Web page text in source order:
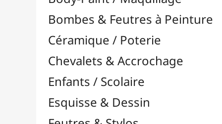
Feutres & Stylos
Librairie / Livres
Loisirs Créatifs
Accessoires en Bois
Accessoires en Plastique
Accessoires pour Bijoux
Aiguilles & Couture

Agrafeuses Simples et Murales 
Aimants